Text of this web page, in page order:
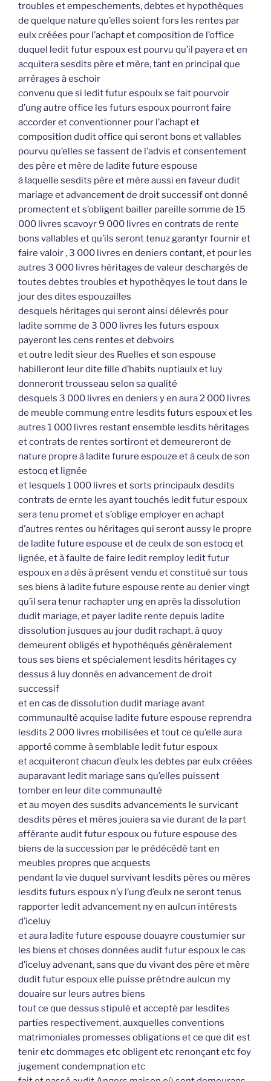
troubles et empeschements, debtes et hypothèques
de quelque nature qu’elles soient fors les rentes par
eulx créées pour l’achapt et composition de l’office
duquel ledit futur espoux est pourvu qu’il payera et en
acquitera sesdits père et mère, tant en principal que
arrérages à eschoir
convenu que si ledit futur espoulx se fait pourvoir
d’ung autre office les futurs espoux pourront faire
accorder et conventionner pour l’achapt et
composition dudit office qui seront bons et vallables
pourvu qu’elles se fassent de l’advis et consentement
des père et mère de ladite future espouse
à laquelle sesdits père et mère aussi en faveur dudit
mariage et advancement de droit successif ont donné
promectent et s’obligent bailler pareille somme de 15
000 livres scavoyr 9 000 livres en contrats de rente
bons vallables et qu’ils seront tenuz garantyr fournir et
faire valoir , 3 000 livres en deniers contant, et pour les
autres 3 000 livres héritages de valeur deschargés de
toutes debtes troubles et hypothèqyes le tout dans le
jour des dites espouzailles
desquels héritages qui seront ainsi délevrés pour
ladite somme de 3 000 livres les futurs espoux
payeront les cens rentes et debvoirs
et outre ledit sieur des Ruelles et son espouse
habilleront leur dite fille d’habits nuptiaulx et luy
donneront trousseau selon sa qualité
desquels 3 000 livres en deniers y en aura 2 000 livres
de meuble commung entre lesdits futurs espoux et les
autres 1 000 livres restant ensemble lesdits héritages
et contrats de rentes sortiront et demeureront de
nature propre à ladite furure espouze et à ceulx de son
estocq et lignée
et lesquels 1 000 livres et sorts principaulx desdits
contrats de ernte les ayant touchés ledit futur espoux
sera tenu promet et s’oblige employer en achapt
d’autres rentes ou héritages qui seront aussy le propre
de ladite future espouse et de ceulx de son estocq et
lignée, et à faulte de faire ledit remploy ledit futur
espoux en a dès à présent vendu et constitué sur tous
ses biens à ladite future espouse rente au denier vingt
qu’il sera tenur rachapter ung en après la dissolution
dudit mariage, et payer ladite rente depuis ladite
dissolution jusques au jour dudit rachapt, à quoy
demeurent obligés et hypothéqués généralement
tous ses biens et spécialement lesdits héritages cy
dessus à luy donnés en advancement de droit
successif
et en cas de dissolution dudit mariage avant
communaulté acquise ladite future espouse reprendra
lesdits 2 000 livres mobilisées et tout ce qu’elle aura
apporté comme à semblable ledit futur espoux
et acquiteront chacun d’eulx les debtes par eulx créées
auparavant ledit mariage sans qu’elles puissent
tomber en leur dite communaulté
et au moyen des susdits advancements le survicant
desdits pères et mères jouiera sa vie durant de la part
afférante audit futur espoux ou future espouse des
biens de la succession par le prédécédé tant en
meubles propres que acquests
pendant la vie duquel survivant lesdits pères ou mères
lesdits futurs espoux n’y l’ung d’eulx ne seront tenus
rapporter ledit advancement ny en aulcun intérests
d’iceluy
et aura ladite future espouse douayre coustumier sur
les biens et choses données audit futur espoux le cas
d’iceluy advenant, sans que du vivant des père et mère
dudit futur espoux elle puisse prétndre aulcun my
douaire sur leurs autres biens
tout ce que dessus stipulé et accepté par lesdites
parties respectivement, auxquelles conventions
matrimoniales promesses obligations et ce que dit est
tenir etc dommages etc obligent etc renonçant etc foy
jugement condempnation etc